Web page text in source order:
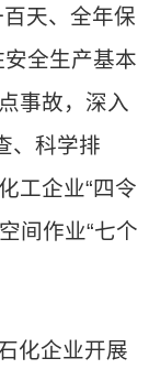
天、全年保
全生产基本
事故，深入
、科学排
工企业“四令
间作业“七个
化企业开展